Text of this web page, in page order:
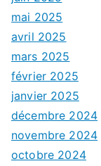
mai 2025
avril 2025
mars 2025
février 2025
janvier 2025
décembre 2024
novembre 2024
octobre 2024